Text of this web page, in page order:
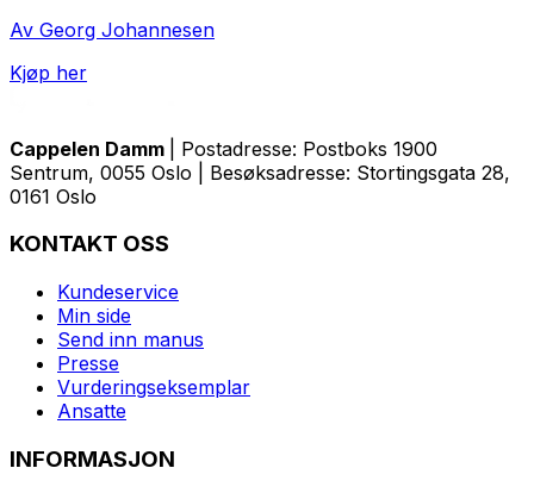
Av Georg Johannesen
Kjøp her
Cappelen Damm
| Postadresse: Postboks 1900
Sentrum, 0055 Oslo | Besøksadresse: Stortingsgata 28,
0161 Oslo
KONTAKT OSS
Kundeservice
Min side
Send inn manus
Presse
Vurderingseksemplar
Ansatte
INFORMASJON